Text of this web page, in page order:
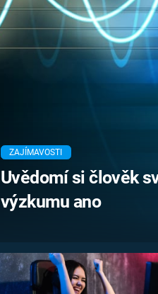
MARIE TEREZIE
NAPOLEON
BONAPARTE
ZAJÍMAVOSTI
Uvědomí si člověk
výzkumu ano